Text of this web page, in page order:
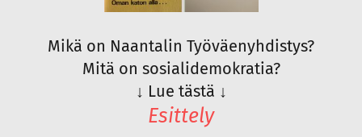
Mikä on Naantalin Työväenyhdistys?
Mitä on sosialidemokratia?
↓ Lue tästä ↓
Esittely